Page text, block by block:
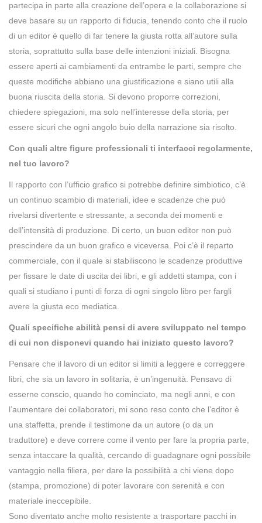
partecipa in parte alla creazione dell’opera e la collaborazione si
deve basare su un rapporto di fiducia, tenendo conto che il ruolo
di un editor è quello di far tenere la giusta rotta all’autore sulla
storia, soprattutto sulla base delle intenzioni iniziali. Bisogna
essere aperti ai cambiamenti da entrambe le parti, sempre che
queste modifiche abbiano una giustificazione e siano utili alla
buona riuscita della storia. Si devono proporre correzioni,
chiedere spiegazioni, ma solo nell’interesse della storia, per
essere sicuri che ogni angolo buio della narrazione sia risolto.
Con quali altre figure professionali ti interfacci regolarmente,
nel tuo lavoro?
Il rapporto con l’ufficio grafico si potrebbe definire simbiotico, c’è
un continuo scambio di materiali, idee e scadenze che può
rivelarsi divertente e stressante, a seconda dei momenti e
dell’intensità di produzione. Di certo, un buon editor non può
prescindere da un buon grafico e viceversa. Poi c’è il reparto
commerciale, con il quale si stabiliscono le scadenze produttive
per fissare le date di uscita dei libri, e gli addetti stampa, con i
quali si studiano i punti di forza di ogni singolo libro per fargli
avere la giusta eco mediatica.
Quali specifiche abilità pensi di avere sviluppato nel tempo
di cui non disponevi quando hai iniziato questo lavoro?
Pensare che il lavoro di un editor si limiti a leggere e correggere
libri, che sia un lavoro in solitaria, è un’ingenuità. Pensavo di
esserne conscio, quando ho cominciato, ma negli anni, e con
l’aumentare dei collaboratori, mi sono reso conto che l’editor è
una staffetta, prende il testimone da un autore (o da un
traduttore) e deve correre come il vento per fare la propria parte,
senza intaccare la qualità, cercando di guadagnare ogni possibile
vantaggio nella filiera, per dare la possibilità a chi viene dopo
(stampa, promozione) di poter lavorare con serenità e con
materiale ineccepibile.
Sono diventato anche molto resistente a trasportare pacchi in